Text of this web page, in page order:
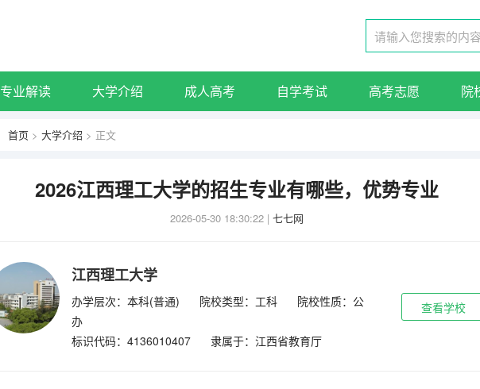
专业解读 大学介绍 成人高考 自学考试 高考志愿 院
首页 > 大学介绍 > 正文
2026江西理工大学的招生专业有哪些，优势专业
2026-05-30 18:30:22 | 七七网
江西理工大学
办学层次：本科(普通) 院校类型：工科
院校性质：公
办
标识代码：4136010407
隶属于：江西省教育厅
查看学校